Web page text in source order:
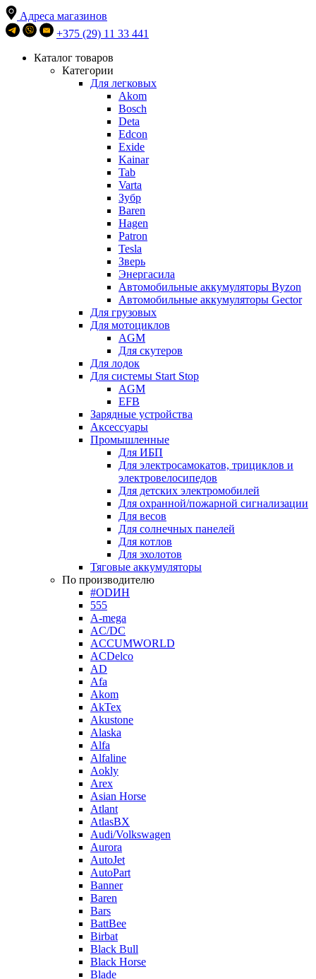
Адреса магазинов
+375 (29) 11 33 441
Каталог товаров
Категории
Для легковых
Akom
Bosch
Deta
Edcon
Exide
Kainar
Tab
Varta
Зубр
Baren
Hagen
Patron
Tesla
Зверь
Энергасила
Автомобильные аккумуляторы Byzon
Автомобильные аккумуляторы Gector
Для грузовых
Для мотоциклов
AGM
Для скутеров
Для лодок
Для системы Start Stop
AGM
EFB
Зарядные устройства
Аксессуары
Промышленные
Для ИБП
Для электросамокатов, трициклов и
электровелосипедов
Для детских электромобилей
Для охранной/пожарной сигнализации
Для весов
Для солнечных панелей
Для котлов
Для эхолотов
Тяговые аккумуляторы
По производителю
#ODИН
555
A-mega
AC/DC
ACCUMWORLD
ACDelco
AD
Afa
Akom
AkTex
Akustone
Alaska
Alfa
Alfaline
Aokly
Arex
Asian Horse
Atlant
AtlasBX
Audi/Volkswagen
Aurora
AutoJet
AutoPart
Banner
Baren
Bars
BattBee
Birbat
Black Bull
Black Horse
Blade